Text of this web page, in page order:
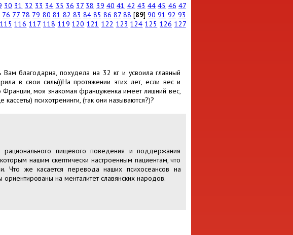
30 31 32 33 34 35 36 37 38 39 40 41 42 43 44 45 46 47
76 77 78 79 80 81 82 83 84 85 86 87 88 [89] 90 91 92 93
115 116 117 118 119 120 121 122 123 124 125 126 127
благодарна, похудела на 32 кг и усвоила главный
в свои силы))На протяжении этих лет, если вес и
Франции, моя знакомая француженка имеет лишний вес,
психотренинги, (так они называются?)?
пищевого поведения и поддержания
нашим скептически настроенным пациентам, что
Что же касается перевода наших психосеансов на
на менталитет славянских народов.